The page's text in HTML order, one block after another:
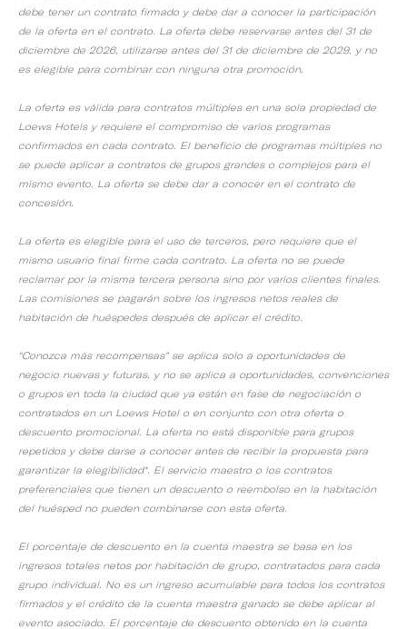
debe tener un contrato firmado y debe dar a conocer la participación
de la oferta en el contrato. La oferta debe reservarse antes del 31 de
diciembre de 2026, utilizarse antes del 31 de diciembre de 2029, y no
es elegible para combinar con ninguna otra promoción.
La oferta es válida para contratos múltiples en una sola propiedad de
Loews Hotels y requiere el compromiso de varios programas
confirmados en cada contrato. El beneficio de programas múltiples no
se puede aplicar a contratos de grupos grandes o complejos para el
mismo evento. La oferta se debe dar a conocer en el contrato de
concesión.
La oferta es elegible para el uso de terceros, pero requiere que el
mismo usuario final firme cada contrato. La oferta no se puede
reclamar por la misma tercera persona sino por varios clientes finales.
Las comisiones se pagarán sobre los ingresos netos reales de
habitación de huéspedes después de aplicar el crédito.
“Conozca más recompensas” se aplica solo a oportunidades de
negocio nuevas y futuras, y no se aplica a oportunidades, convenciones
o grupos en toda la ciudad que ya están en fase de negociación o
contratados en un Loews Hotel o en conjunto con otra oferta o
descuento promocional. La oferta no está disponible para grupos
repetidos y debe darse a conocer antes de recibir la propuesta para
garantizar la elegibilidad*. El servicio maestro o los contratos
preferenciales que tienen un descuento o reembolso en la habitación
del huésped no pueden combinarse con esta oferta.
El porcentaje de descuento en la cuenta maestra se basa en los
ingresos totales netos por habitación de grupo, contratados para cada
grupo individual. No es un ingreso acumulable para todos los contratos
firmados y el crédito de la cuenta maestra ganado se debe aplicar al
evento asociado. El porcentaje de descuento obtenido en la cuenta